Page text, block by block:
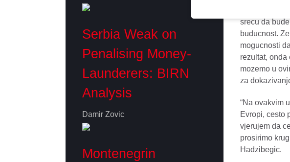
Serbia Weak on
Penalising Money-
Launderers: BIRN
Analysis
Damir Zovic
Montenegrin
“Jedna
srecu da
buducnost.
mogucnosti
rezultat, onda
mozemo u
za
“Na ovakvim
Evropi, cesto
vjerujem da
prosirimo
Hadzibegic.